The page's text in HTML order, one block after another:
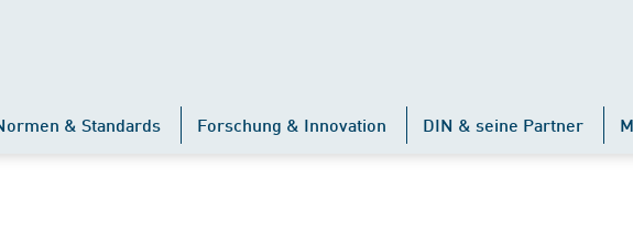
& Standards Forschung & Innovation DIN & seine Partner